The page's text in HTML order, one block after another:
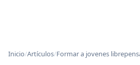
Inicio/Artículos/Formar a jovenes